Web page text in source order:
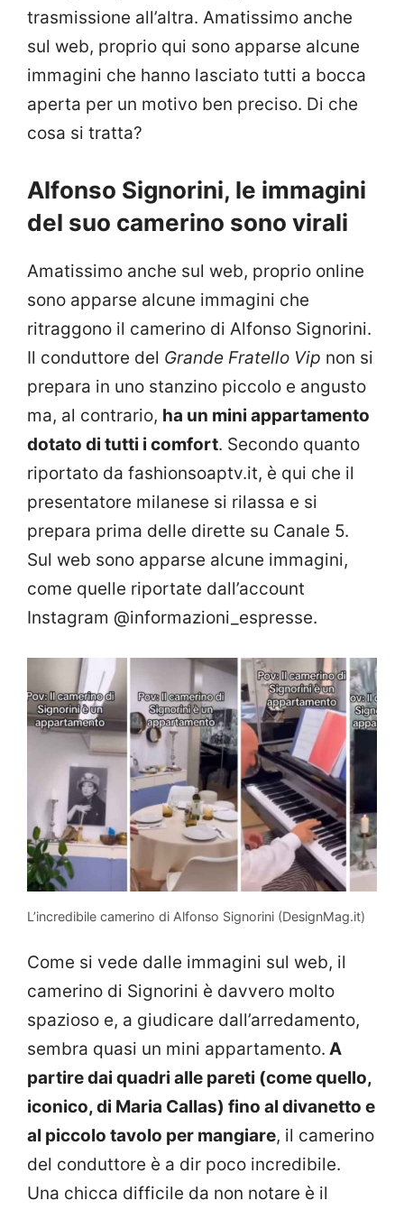
trasmissione all’altra. Amatissimo anche
sul web, proprio qui sono apparse alcune
immagini che hanno lasciato tutti a bocca
aperta per un motivo ben preciso. Di che
cosa si tratta?
Alfonso Signorini, le immagini
del suo camerino sono virali
Amatissimo anche sul web, proprio online
sono apparse alcune immagini che
ritraggono il camerino di Alfonso Signorini.
Il conduttore del Grande Fratello Vip non si
prepara in uno stanzino piccolo e angusto
ma, al contrario, ha un mini appartamento
dotato di tutti i comfort. Secondo quanto
riportato da fashionsoaptv.it, è qui che il
presentatore milanese si rilassa e si
prepara prima delle dirette su Canale 5.
Sul web sono apparse alcune immagini,
come quelle riportate dall’account
Instagram @informazioni_espresse.
L’incredibile camerino di Alfonso Signorini (DesignMag.it)
Come si vede dalle immagini sul web, il
camerino di Signorini è davvero molto
spazioso e, a giudicare dall’arredamento,
sembra quasi un mini appartamento. A
partire dai quadri alle pareti (come quello,
iconico, di Maria Callas) fino al divanetto e
al piccolo tavolo per mangiare, il camerino
del conduttore è a dir poco incredibile.
Una chicca difficile da non notare è il